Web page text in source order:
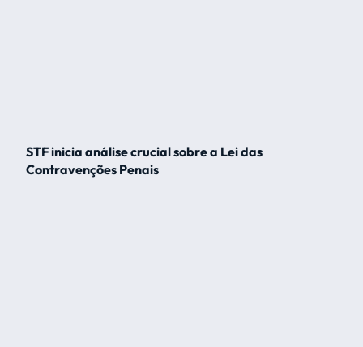
STF inicia análise crucial sobre a Lei das
Contravenções Penais